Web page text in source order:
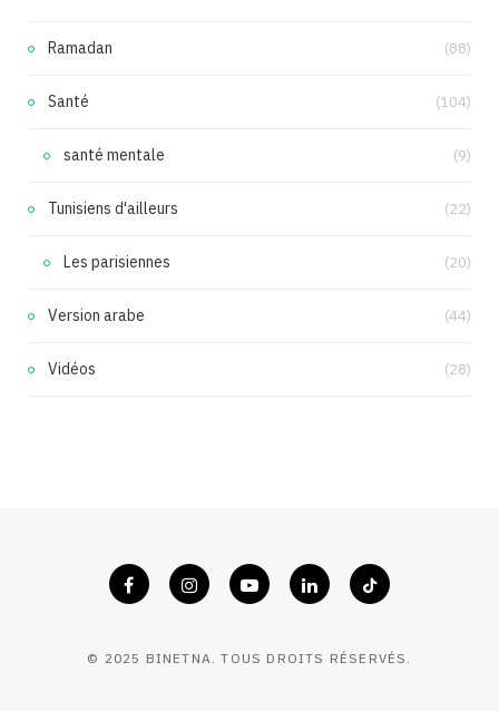
Ramadan (88)
Santé (104)
santé mentale (9)
Tunisiens d'ailleurs (22)
Les parisiennes (20)
Version arabe (44)
Vidéos (28)
© 2025 BINETNA. TOUS DROITS RÉSERVÉS.